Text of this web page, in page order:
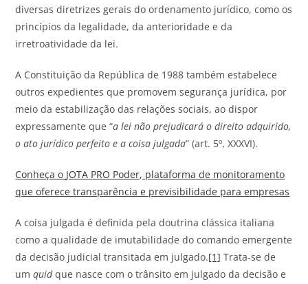
diversas diretrizes gerais do ordenamento jurídico, como os
princípios da legalidade, da anterioridade e da
irretroatividade da lei.
A Constituição da República de 1988 também estabelece
outros expedientes que promovem segurança jurídica, por
meio da estabilização das relações sociais, ao dispor
expressamente que “a lei não prejudicará o direito adquirido,
o ato jurídico perfeito e a coisa julgada” (art. 5º, XXXVI).
Conheça o JOTA PRO Poder, plataforma de monitoramento
que oferece transparência e previsibilidade para empresas
A coisa julgada é definida pela doutrina clássica italiana
como a qualidade de imutabilidade do comando emergente
da decisão judicial transitada em julgado.[1] Trata-se de
umquidque nasce com o trânsito em julgado da decisão e